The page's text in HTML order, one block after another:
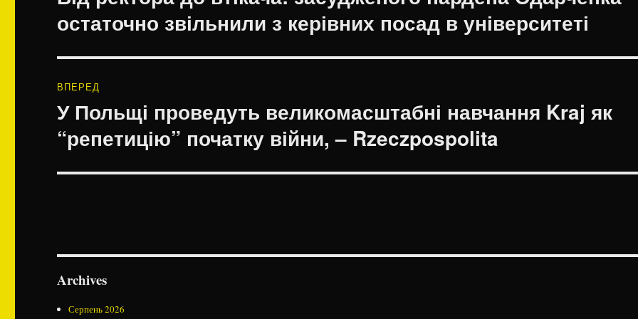
запис:
остаточно звільнили з керівних посад в університеті
ВПЕРЕД
Наступний
запис:
У Польщі проведуть великомасштабні навчання Kraj як
“репетицію” початку війни, – Rzeczpospolita
Archives
Серпень 2026